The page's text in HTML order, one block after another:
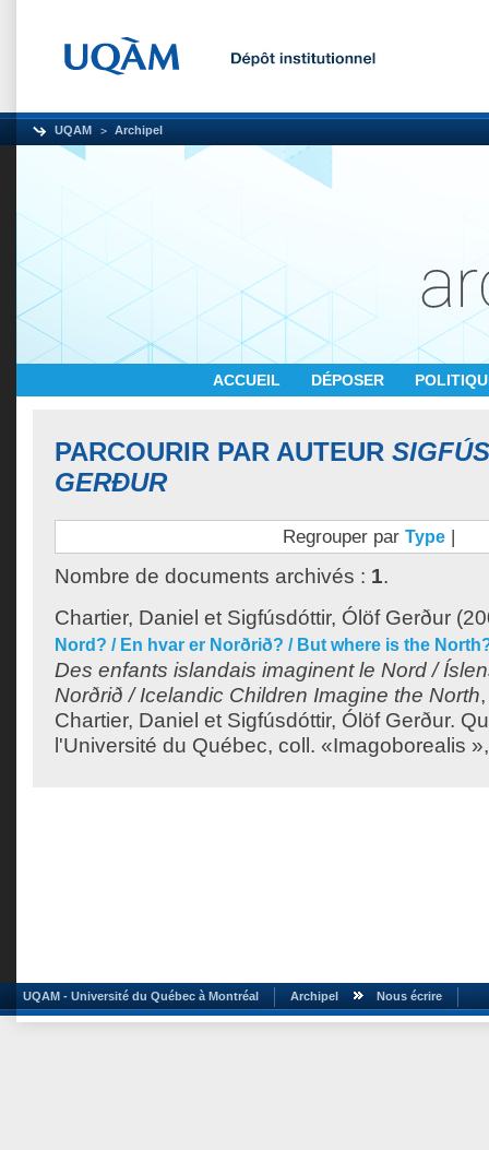
UQAM Archipel
ACCUEIL DÉPOSER
PARCOURIR PAR AUTEUR
GERÐUR
Regrouper par Type |
Nombre de documents archivés : 1.
Chartier, Daniel et Sigfúsdóttir, Ólöf Gerður
Nord? / En hvar er Norðrið? / But where is the
Des enfants islandais imaginent le Nord /
Norðrið / Icelandic Children Imagine the North
Chartier, Daniel et Sigfúsdóttir, Ólöf Gerður.
l'Université du Québec, coll. «Imagoborealis
UQAM - Université du Québec à Montréal Archipel Nous écrire